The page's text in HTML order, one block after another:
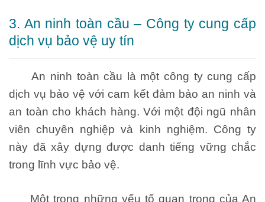
3. An ninh toàn cầu – Công ty cung cấp
dịch vụ bảo vệ uy tín
An ninh toàn cầu là một công ty cung cấp
dịch vụ bảo vệ với cam kết đảm bảo an ninh và
an toàn cho khách hàng. Với một đội ngũ nhân
viên chuyên nghiệp và kinh nghiệm. Công ty
này đã xây dựng được danh tiếng vững chắc
trong lĩnh vực bảo vệ.
Một trong những yếu tố quan trọng của An